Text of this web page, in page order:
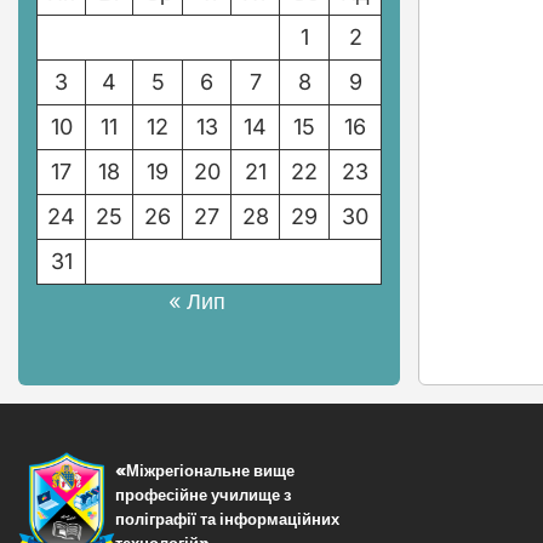
1
2
3
4 5 6 7 8
9
10
11 12 13 14 15
16
17
18 19 20 21 22
23
24
25 26 27 28 29
30
31
« Лип
«Міжрегіональне вище
професійне училище з
поліграфії та інформаційних